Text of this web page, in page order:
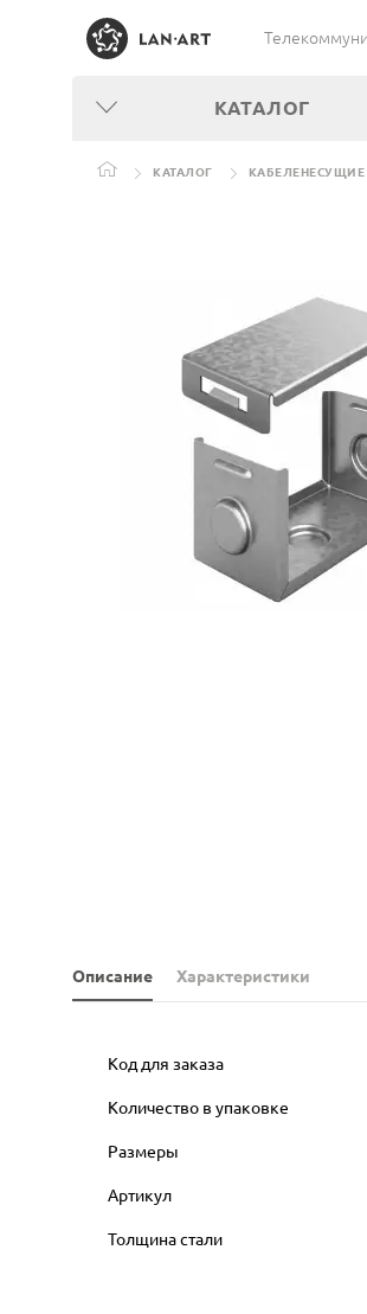
КАТАЛОГ
КАТАЛОГ
Описание Характеристики
Код для заказа
Количество в упаковке
Размеры
Артикул
Толщина стали